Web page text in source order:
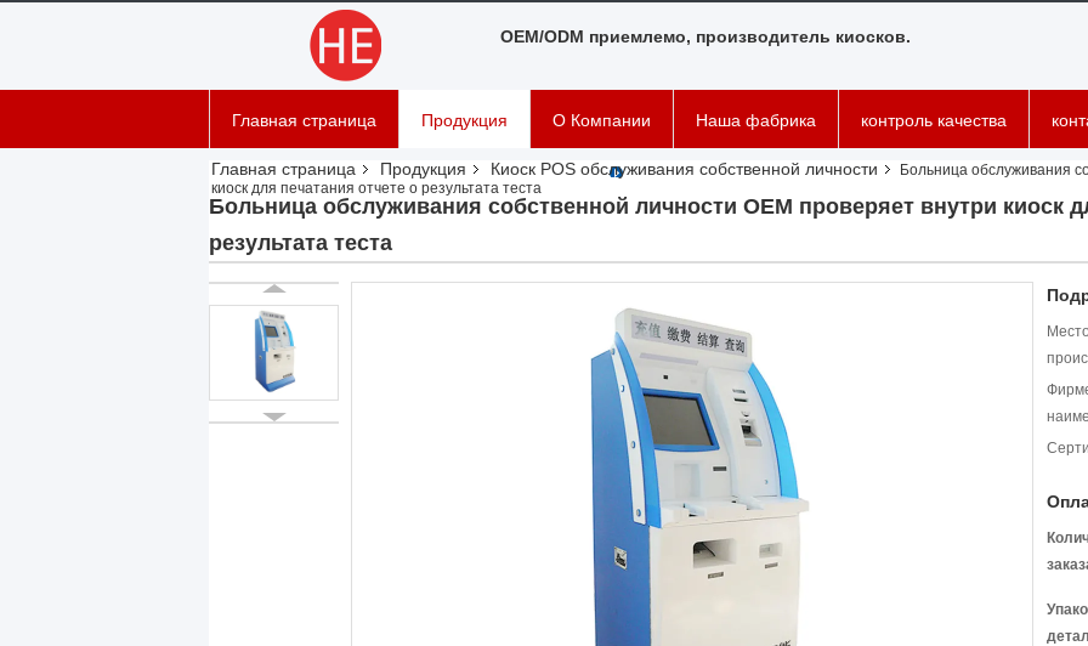
OEM/ODM приемлемо, производитель киосков.
Главная страница Продукция О Компании Наша фабрика контроль качества
Главная страница Продукция Киоск POS обслуживания собственной личности
Больница обслуживания
киоск для печатания отчете о результата теста
Больница обслуживания собственной личности OEM проверяет внутри киоск
результата теста